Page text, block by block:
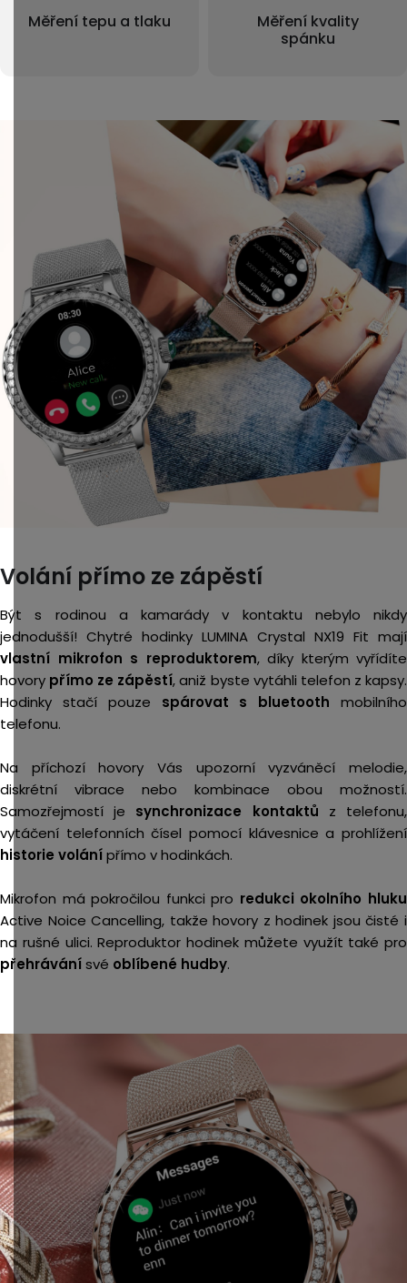
Měření tepu a tlaku
Měření kvality
spánku
Volání přímo ze zápěstí
Být s rodinou a kamarády v kontaktu nebylo nikdy
jednodušší! Chytré hodinky LUMINA Crystal NX19 Fit mají
vlastní mikrofon s reproduktorem, díky kterým vyřídíte
hovory přímo ze zápěstí, aniž byste vytáhli telefon z kapsy.
Hodinky stačí pouze spárovat s bluetooth mobilního
telefonu.
Na příchozí hovory Vás upozorní vyzváněcí melodie,
diskrétní vibrace nebo kombinace obou možností.
Samozřejmostí je synchronizace kontaktů z telefonu,
vytáčení telefonních čísel pomocí klávesnice a prohlížení
historie volánípřímo v hodinkách.
Mikrofon má pokročilou funkci pro redukci okolního hluku
Active Noice Cancelling, takže hovory z hodinek jsou čisté i
na rušné ulici. Reproduktor hodinek můžete využít také pro
přehrávánísvé oblíbené hudby.